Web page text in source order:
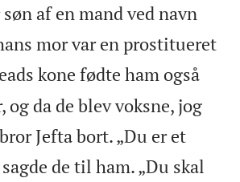
af en mand ved navn
mor var en prostitueret
kone fødte ham også
og da de blev voksne, jog
Jefta bort. „Du er et
de til ham. „Du skal